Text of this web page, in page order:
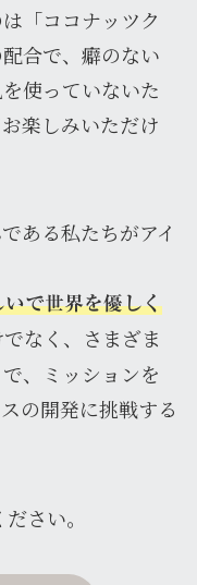
「ココナッツク
合で、癖のない
使っていないた
楽しみいただけ
ある私たちがアイ
いで世界を優しく
なく、さまざま
、ミッションを
の開発に挑戦する
さい。